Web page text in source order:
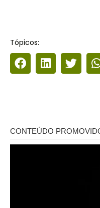
Tópicos: